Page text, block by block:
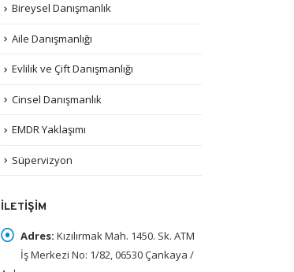
Bireysel Danışmanlık
Aile Danışmanlığı
Evlilik ve Çift Danışmanlığı
Cinsel Danışmanlık
EMDR Yaklaşımı
Süpervizyon
İLETIŞIM
Adres: Kızılırmak Mah. 1450. Sk. ATM
İş Merkezi No: 1/82, 06530 Çankaya /